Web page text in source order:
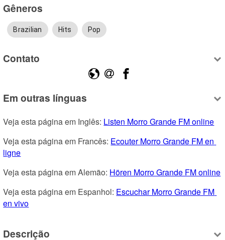
Gêneros
Brazilian Hits Pop
Contato
Em outras línguas
Veja esta página em Inglês: Listen Morro Grande FM online
Veja esta página em Francês: Ecouter Morro Grande FM en
ligne
Veja esta página em Alemão: Hören Morro Grande FM online
Veja esta página em Espanhol: Escuchar Morro Grande FM
en vivo
Descrição